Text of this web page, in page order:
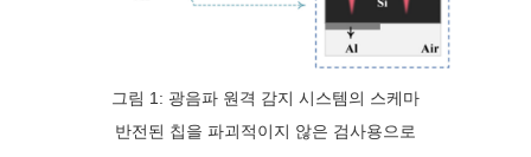
그림 1: 광음파 원격 감지 시스템의 스케마
반전된 칩을 파괴적이지 않은 검사용으로